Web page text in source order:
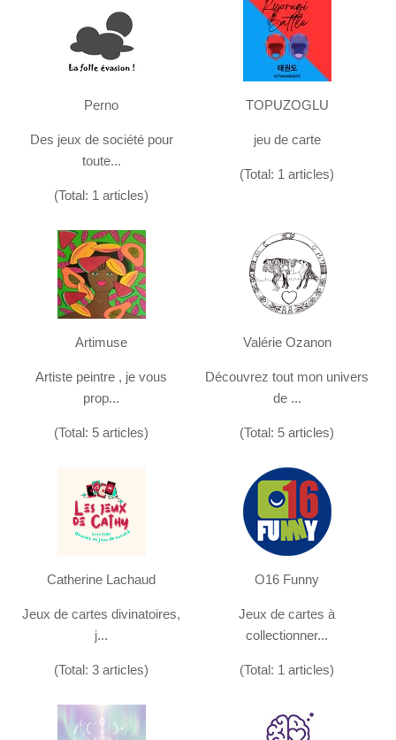
Perno
Des jeux de société pour
toute...
(Total: 1 articles)
TOPUZOGLU
jeu de carte
(Total: 1 articles)
Artimuse
Artiste peintre , je vous
prop...
(Total: 5 articles)
Valérie Ozanon
Découvrez tout mon univers
de ...
(Total: 5 articles)
Catherine Lachaud
Jeux de cartes divinatoires,
j...
(Total: 3 articles)
O16 Funny
Jeux de cartes à
collectionner...
(Total: 1 articles)